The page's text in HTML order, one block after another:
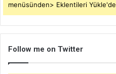
menüsünden> Eklentileri
Follow me on Twitter